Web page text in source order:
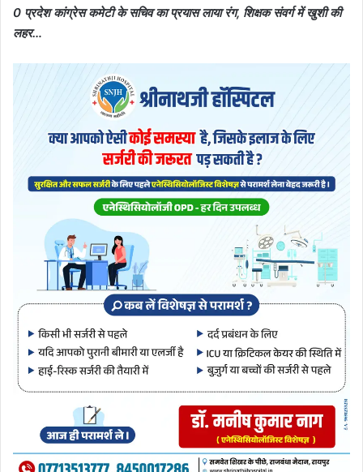
0 प्रदेश कांग्रेस कमेटी के सचिव का प्रयास लाया रंग, शिक्षक संवर्ग में खुशी की
लहर…